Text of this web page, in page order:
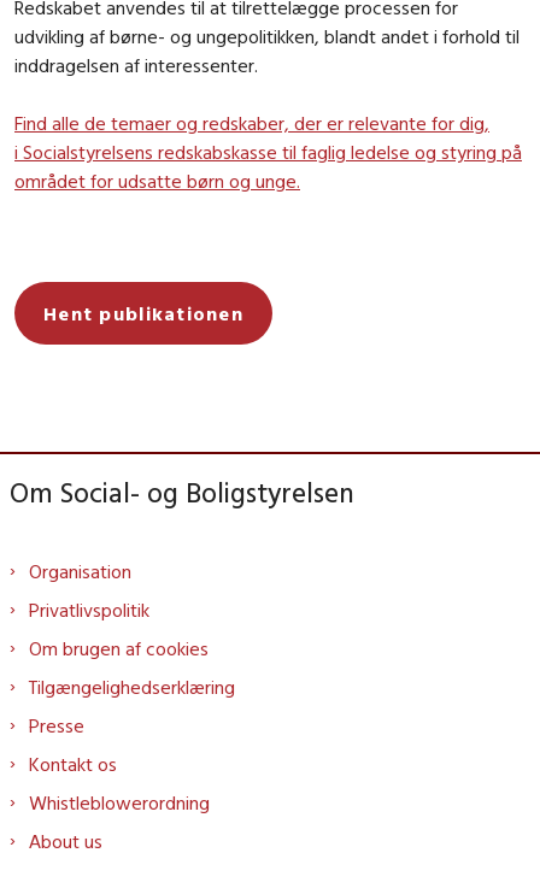
Redskabet anvendes til at tilrettelægge processen for
udvikling af børne- og ungepolitikken, blandt andet i forhold til
inddragelsen af interessenter.
Find alle de temaer og redskaber, der er relevante for dig,
i Socialstyrelsens redskabskasse til faglig ledelse og styring på
området for udsatte børn og unge.
Hent publikationen
Om Social- og Boligstyrelsen
Organisation
Privatlivspolitik
Om brugen af cookies
Tilgængelighedserklæring
Presse
Kontakt os
Whistleblowerordning
About us